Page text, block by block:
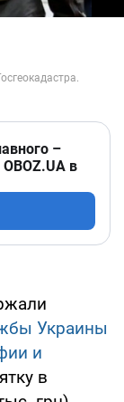
–
в
Украины
и
в